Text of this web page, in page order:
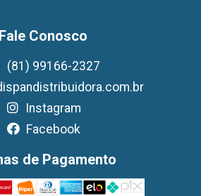
Fale Conosco
(81) 99166-2327
Instagram
Facebook
de Pagamento